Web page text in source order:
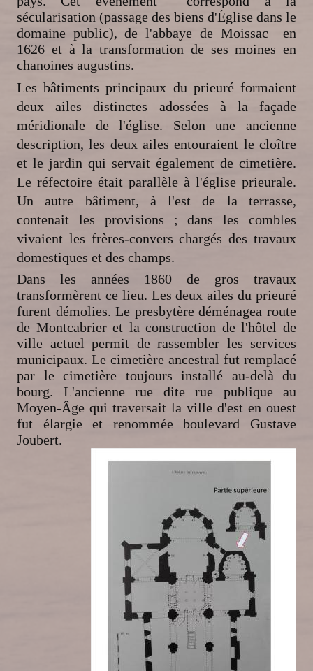
sécularisation (passage des biens d'Église dans le
domaine public), de l'abbaye de Moissac en
1626 et à la transformation de ses moines en
chanoines augustins.
Les bâtiments principaux du prieuré formaient
deux ailes distinctes adossées à la façade
méridionale de l'église. Selon une ancienne
description, les deux ailes entouraient le cloître
et le jardin qui servait également de cimetière.
Le réfectoire était parallèle à l'église prieurale.
Un autre bâtiment, à l'est de la terrasse,
contenait les provisions ; dans les combles
vivaient les frères-convers chargés des travaux
domestiques et des champs.
Dans les années 1860 de gros travaux
transformèrent ce lieu. Les deux ailes du prieuré
furent démolies. Le presbytère déménagea route
de Montcabrier et la construction de l'hôtel de
ville actuel permit de rassembler les services
municipaux. Le cimetière ancestral fut remplacé
par le cimetière toujours installé au-delà du
bourg. L'ancienne rue dite rue publique au
Moyen-Âge qui traversait la ville d'est en ouest
fut élargie et renommée boulevard Gustave
Joubert.